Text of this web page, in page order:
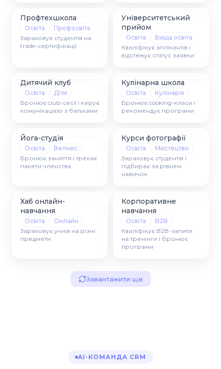
Профтехшкола
Освіта
Профосвіта
Зараховує студентів на
trade-сертифікації
Університетський
прийом
Освіта
Вища освіта
Кваліфікує аплікантів і
відстежує статус заявки
Дитячий клуб
Освіта
Діти
Бронює club-сесії і керує
комунікацією з батьками
Кулінарна школа
Освіта
Кулінарія
Бронює cooking-класи і
рекомендує програми
Йога-студія
Освіта
Велнес
Бронює заняття і трекає
пакети членства
Курси фотографії
Освіта
Мистецтво
Зараховує студентів і
підбирає за рівнем
навичок
Хаб онлайн-
навчання
Освіта
Онлайн
Зараховує учнів на різні
предмети
Корпоративне
навчання
Освіта
B2B
Кваліфікує B2B-запити
на тренінги і бронює
програми
Завантажити ще
AI-КОМАНДА CRM